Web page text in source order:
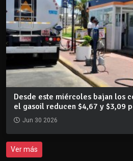
Desde este miércoles bajan los
el gasoil reducen $4,67 y $3,09
Jun 30 2026
Ver más